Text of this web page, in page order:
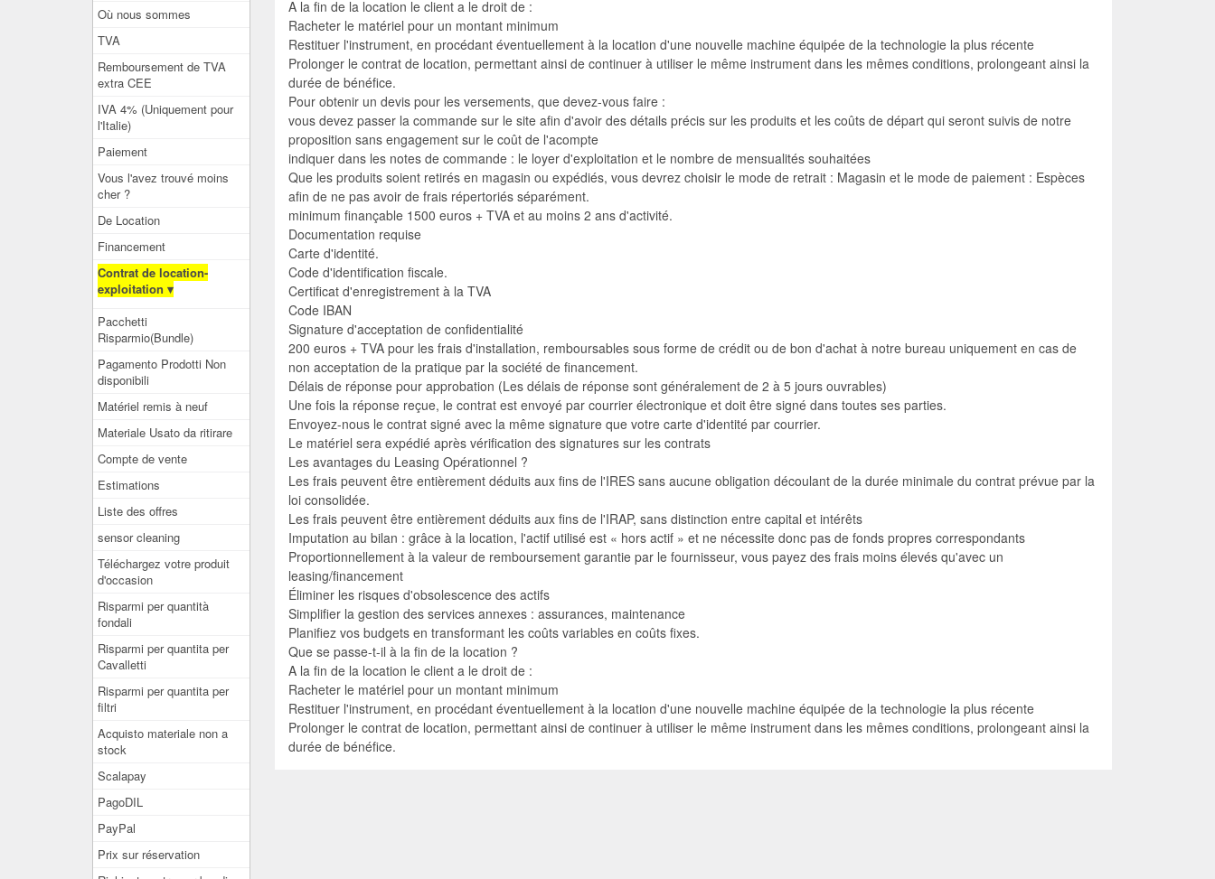
Où nous sommes
TVA
Remboursement de TVA
extra CEE
IVA 4% (Uniquement pour
l'Italie)
Paiement
Vous l'avez trouvé moins
cher ?
De Location
Financement
Contrat de location-
exploitation ▾
Pacchetti
Risparmio(Bundle)
Pagamento Prodotti Non
disponibili
Matériel remis à neuf
Materiale Usato da ritirare
Compte de vente
Estimations
Liste des offres
sensor cleaning
Téléchargez votre produit
d'occasion
Risparmi per quantità
fondali
Risparmi per quantita per
Cavalletti
Risparmi per quantita per
filtri
Acquisto materiale non a
stock
Scalapay
PagoDIL
PayPal
Prix ​​sur réservation
A la fin de la location le client a le droit de :
Racheter le matériel pour un montant minimum
Restituer l'instrument, en procédant éventuellement à la location d'une nouvelle machine équipée de la technologie la plus récente
Prolonger le contrat de location, permettant ainsi de continuer à utiliser le même instrument dans les mêmes conditions, prolongeant ainsi la
durée de bénéfice.
Pour obtenir un devis pour les versements, que devez-vous faire :
vous devez passer la commande sur le site afin d'avoir des détails précis sur les produits et les coûts de départ qui seront suivis de notre
proposition sans engagement sur le coût de l'acompte
indiquer dans les notes de commande : le loyer d'exploitation et le nombre de mensualités souhaitées
Que les produits soient retirés en magasin ou expédiés, vous devrez choisir le mode de retrait : Magasin et le mode de paiement : Espèces
afin de ne pas avoir de frais répertoriés séparément.
minimum finançable 1500 euros + TVA et au moins 2 ans d'activité.
Documentation requise
Carte d'identité.
Code d'identification fiscale.
Certificat d'enregistrement à la TVA
Code IBAN
Signature d'acceptation de confidentialité
200 euros + TVA pour les frais d'installation, remboursables sous forme de crédit ou de bon d'achat à notre bureau uniquement en cas de
non acceptation de la pratique par la société de financement.
Délais de réponse pour approbation (Les délais de réponse sont généralement de 2 à 5 jours ouvrables)
Une fois la réponse reçue, le contrat est envoyé par courrier électronique et doit être signé dans toutes ses parties.
Envoyez-nous le contrat signé avec la même signature que votre carte d'identité par courrier.
Le matériel sera expédié après vérification des signatures sur les contrats
Les avantages du Leasing Opérationnel ?
Les frais peuvent être entièrement déduits aux fins de l'IRES sans aucune obligation découlant de la durée minimale du contrat prévue par la
loi consolidée.
Les frais peuvent être entièrement déduits aux fins de l'IRAP, sans distinction entre capital et intérêts
Imputation au bilan : grâce à la location, l'actif utilisé est « hors actif » et ne nécessite donc pas de fonds propres correspondants
Proportionnellement à la valeur de remboursement garantie par le fournisseur, vous payez des frais moins élevés qu'avec un
leasing/financement
Éliminer les risques d'obsolescence des actifs
Simplifier la gestion des services annexes : assurances, maintenance
Planifiez vos budgets en transformant les coûts variables en coûts fixes.
Que se passe-t-il à la fin de la location ?
A la fin de la location le client a le droit de :
Racheter le matériel pour un montant minimum
Restituer l'instrument, en procédant éventuellement à la location d'une nouvelle machine équipée de la technologie la plus récente
Prolonger le contrat de location, permettant ainsi de continuer à utiliser le même instrument dans les mêmes conditions, prolongeant ainsi la
durée de bénéfice.